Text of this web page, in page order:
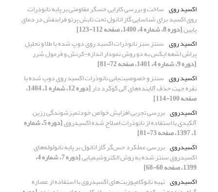
اکسید روی ساخت و بررسی کارایی حسگر مقاومتی بر پایه نانوذرات
روی اکسید برای شناسایی گاز اتانول تحت تابش پرتو فرابنفش در دمای
پایین[دوره 8، شماره 4، 1400، صفحه 112-123]
اکسید روی سنتز سبز نانوذرات اکسید روی دوپ شده با طلا و تحلیل
پراش اشعه ایکس به دو روش نمودار اندازه-کرنش و فرمول شرر
[دوره 9، شماره 4، 1401، صفحه 72-81]
اکسید روی سنتز و خصوصیت‌یابی نانوذرات اکسید روی دوپ شده با
نقره جهت حذف آلاینده‌های آلی گوگرد دار [دوره 12، شماره 1، 1404،
صفحه 100-114]
اکسیدروی بررسی تجربی افزایش خواص خودتمیزشوندگی رزین
آلکیدی با استفاده از نانوذرات اصلاح شده اکسیدروی [دوره 5، شماره
1، 1397، صفحه 73-81]
اکسیدروی بررسی عملکرد حس‌گر گاز اتانول بر پایه نانولوله‌های
اکسیدروی سنتز شده به روش الکتروشیمیایی [دوره 7، شماره 4،
1399، صفحه 60-68]
اکسیدروی تهیه نانوکامپوزیت‌های اکسیدروی با استفاده از عصاره